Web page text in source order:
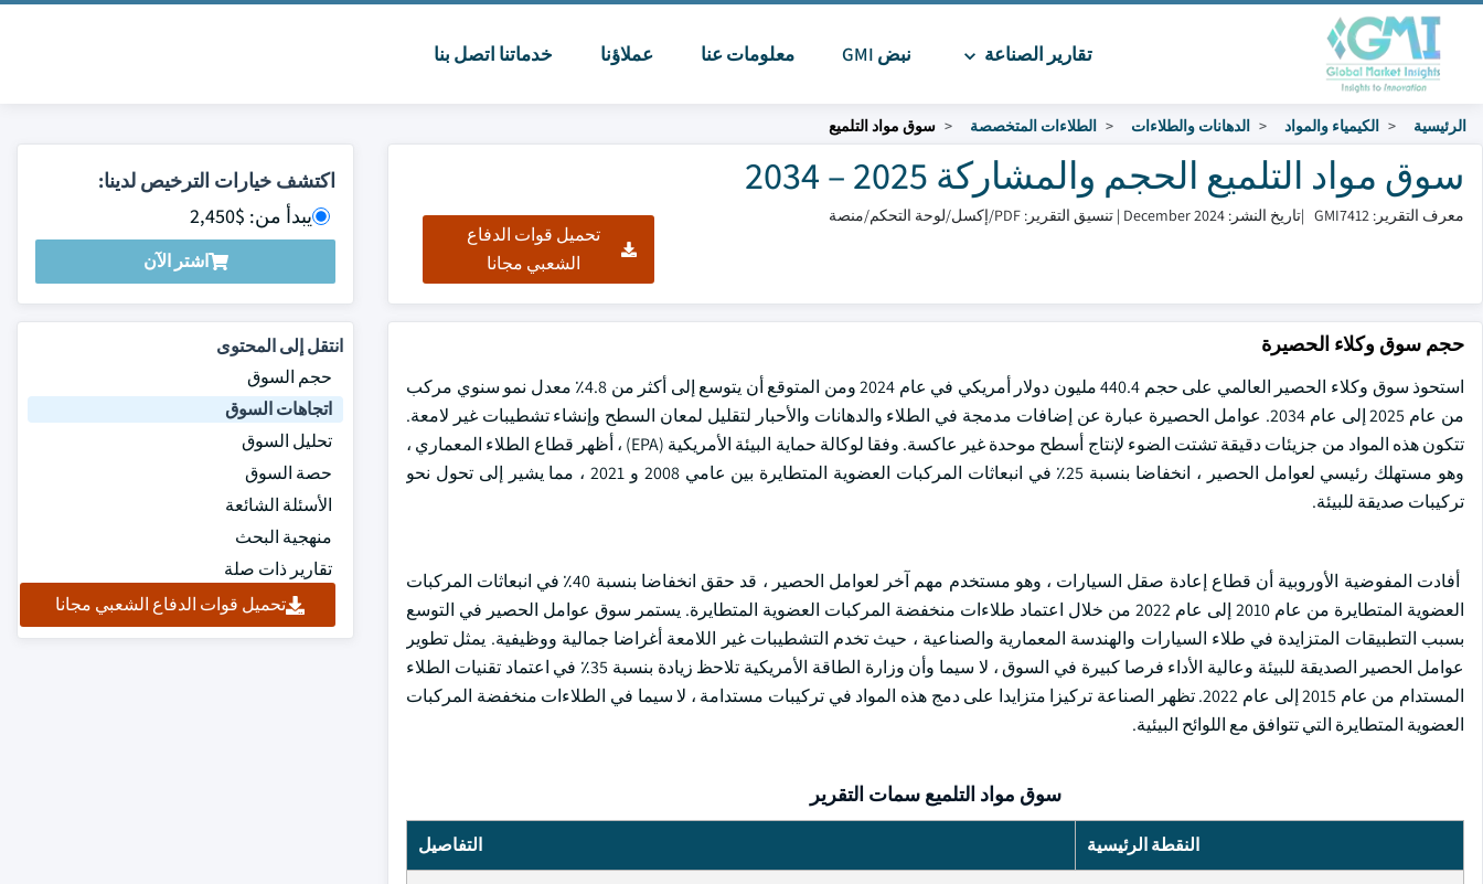
تقارير الصناعة نبض GMI معلومات عنا عملاؤنا خدماتنا اتصل بنا
الرئيسية الكيمياء والمواد الدهانات والطلاءات الطلاءات المتخصصة سوق مواد التلميع
سوق مواد التلميع الحجم والمشاركة 2025 – 2034
معرف التقرير: GMI7412 |تاريخ النشر: December 2024 | تنسيق التقرير: PDF/إكسل/لوحة التحكم/منصة
تحميل قوات الدفاع
الشعبي مجانا
اكتشف خيارات الترخيص لدينا:
يبدأ من: $2,450
اشتر الآن
حجم سوق وكلاء الحصيرة
استحوذ سوق وكلاء الحصير العالمي على حجم 440.4 مليون دولار أمريكي في عام 2024 ومن المتوقع أن يتوسع إلى أكثر من 4.8٪ معدل نمو سنوي مركب
من عام 2025 إلى عام 2034. عوامل الحصيرة عبارة عن إضافات مدمجة في الطلاء والدهانات والأحبار لتقليل لمعان السطح وإنشاء تشطيبات غير لامعة.
تتكون هذه المواد من جزيئات دقيقة تشتت الضوء لإنتاج أسطح موحدة غير عاكسة. وفقا لوكالة حماية البيئة الأمريكية (EPA) ، أظهر قطاع الطلاء المعماري ،
وهو مستهلك رئيسي لعوامل الحصير ، انخفاضا بنسبة 25٪ في انبعاثات المركبات العضوية المتطايرة بين عامي 2008 و 2021 ، مما يشير إلى تحول نحو
تركيبات صديقة للبيئة.
أفادت المفوضية الأوروبية أن قطاع إعادة صقل السيارات ، وهو مستخدم مهم آخر لعوامل الحصير ، قد حقق انخفاضا بنسبة 40٪ في انبعاثات المركبات
العضوية المتطايرة من عام 2010 إلى عام 2022 من خلال اعتماد طلاءات منخفضة المركبات العضوية المتطايرة. يستمر سوق عوامل الحصير في التوسع
بسبب التطبيقات المتزايدة في طلاء السيارات والهندسة المعمارية والصناعية ، حيث تخدم التشطيبات غير اللامعة أغراضا جمالية ووظيفية. يمثل تطوير
عوامل الحصير الصديقة للبيئة وعالية الأداء فرصا كبيرة في السوق ، لا سيما وأن وزارة الطاقة الأمريكية تلاحظ زيادة بنسبة 35٪ في اعتماد تقنيات الطلاء
المستدام من عام 2015 إلى عام 2022. تظهر الصناعة تركيزا متزايدا على دمج هذه المواد في تركيبات مستدامة ، لا سيما في الطلاءات منخفضة المركبات
العضوية المتطايرة التي تتوافق مع اللوائح البيئية.
سوق مواد التلميع سمات التقرير
النقطة الرئيسية التفاصيل
انتقل إلى المحتوى
حجم السوق
اتجاهات السوق
تحليل السوق
حصة السوق
الأسئلة الشائعة
منهجية البحث
تقارير ذات صلة
تحميل قوات الدفاع الشعبي مجانا